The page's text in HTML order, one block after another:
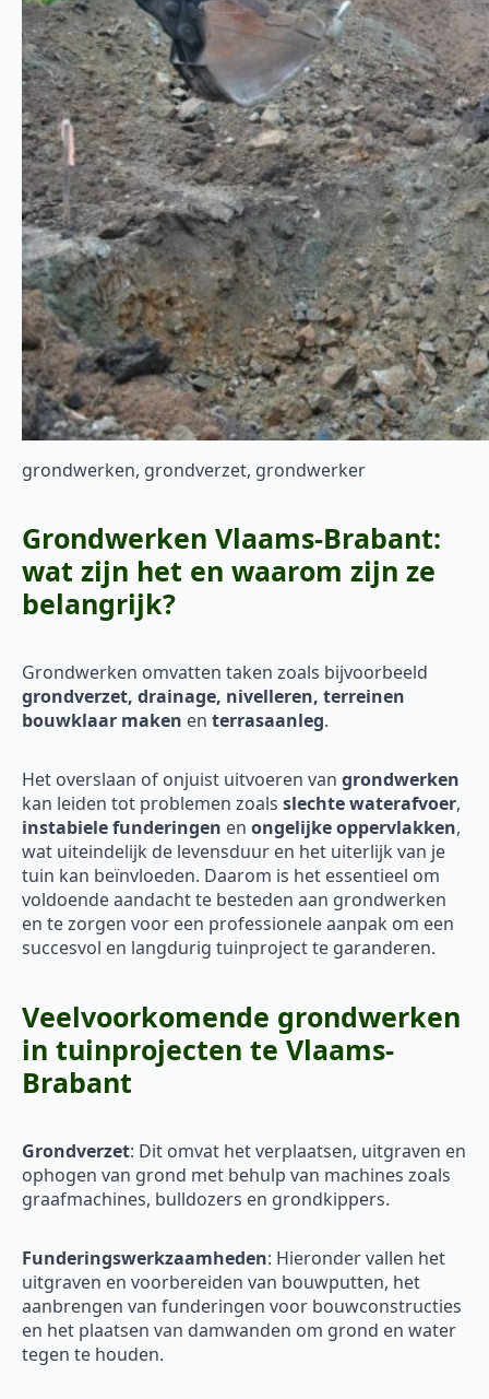
grondwerken, grondverzet, grondwerker
Grondwerken Vlaams-Brabant:
wat zijn het en waarom zijn ze
belangrijk?
Grondwerken omvatten taken zoals bijvoorbeeld
grondverzet, drainage, nivelleren, terreinen
bouwklaar maken en terrasaanleg.
Het overslaan of onjuist uitvoeren van grondwerken
kan leiden tot problemen zoals slechte waterafvoer,
instabiele funderingen en ongelijke oppervlakken,
wat uiteindelijk de levensduur en het uiterlijk van je
tuin kan beïnvloeden. Daarom is het essentieel om
voldoende aandacht te besteden aan grondwerken
en te zorgen voor een professionele aanpak om een
succesvol en langdurig tuinproject te garanderen.
Veelvoorkomende grondwerken
in tuinprojecten te Vlaams-
Brabant
Grondverzet: Dit omvat het verplaatsen, uitgraven en
ophogen van grond met behulp van machines zoals
graafmachines, bulldozers en grondkippers.
Funderingswerkzaamheden: Hieronder vallen het
uitgraven en voorbereiden van bouwputten, het
aanbrengen van funderingen voor bouwconstructies
en het plaatsen van damwanden om grond en water
tegen te houden.